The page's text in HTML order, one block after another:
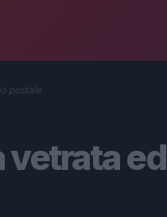
postale
vetrata